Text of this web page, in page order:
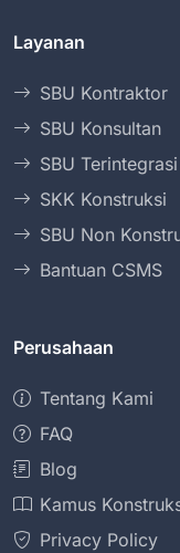
Layanan
SBU Kontraktor
SBU Konsultan
SBU Terintegrasi
SKK Konstruksi
SBU Non
Bantuan CSMS
Perusahaan
Tentang Kami
FAQ
Blog
Kamus
Privacy Policy